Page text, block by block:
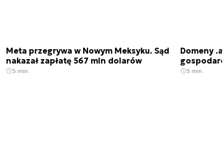
Meta przegrywa w Nowym Meksyku. Sąd
nakazał zapłatę 567 mln dolarów
3 min.
Domeny
3 min.